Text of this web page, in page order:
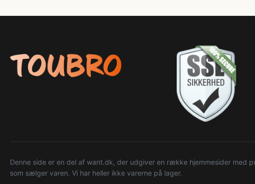
Denne side er en del af want.dk, der udgiver en række hjemmesider med
som sælger varen. Vi har heller ikke varerne på lager.